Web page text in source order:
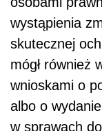
wystąpienia
skutecznej
mógł również
wnioskami o
albo o
w sprawach